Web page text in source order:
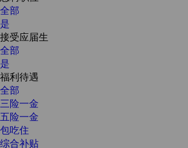
全部
是
接受应届生
全部
是
福利待遇
全部
三险一金
五险一金
包吃住
综合补贴